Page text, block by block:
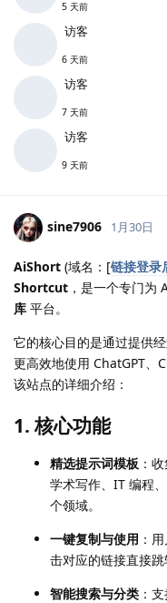
5 天前
访客
6 天前
访客
7 天前
访客
9 天前
sine7906 1月30日
AiShort (域名：[链接登录
Shortcut ，是一个专门为
库 平台。
它的核心目的是通过提供
更高效地使用 ChatGPT、
该站点的详细介绍：
1. 核心功能
精选提示词模板 ：
学术写作、IT 编程
个领域。
一键复制与使用 ：
击对应的链接直接跳
智能搜索与分类 ：